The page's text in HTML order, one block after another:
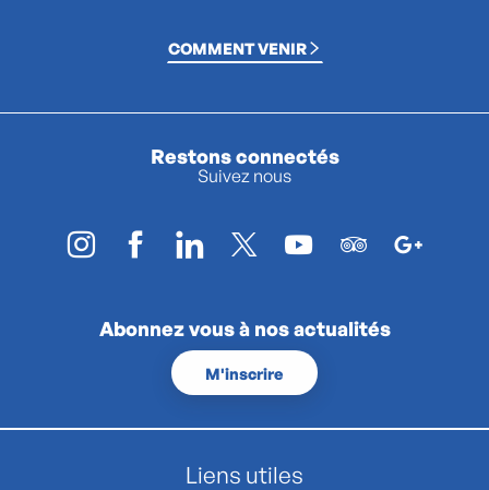
COMMENT VENIR
Restons connectés
Suivez nous
Abonnez vous à nos actualités
M'inscrire
Liens utiles